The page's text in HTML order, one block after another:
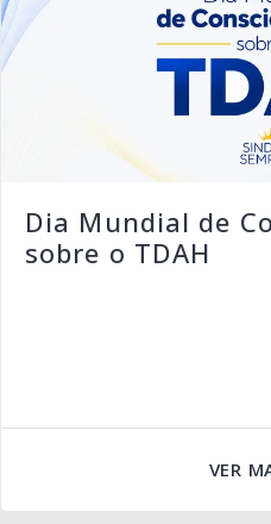
Dia Mundial de
sobre o TDAH
VER